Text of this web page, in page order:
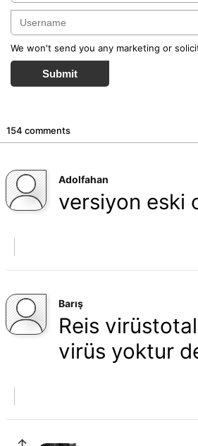
We won't send you any marketing or
Submit
154 comments
Adolfahan
versiyon eski
Barış
Reis
virüs yoktur